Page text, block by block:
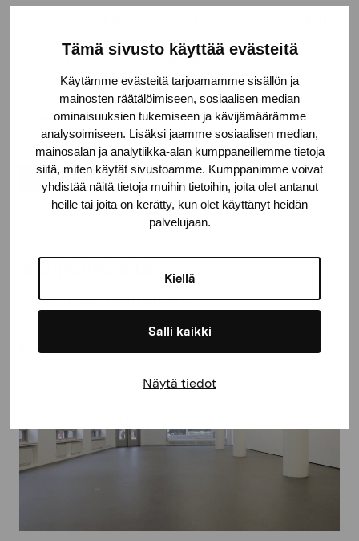
Tämä sivusto käyttää evästeitä
Käytämme evästeitä tarjoamamme sisällön ja
mainosten räätälöimiseen, sosiaalisen median
ominaisuuksien tukemiseen ja kävijämäärämme
analysoimiseen. Lisäksi jaamme sosiaalisen median,
mainosalan ja analytiikka-alan kumppaneillemme tietoja
siitä, miten käytät sivustoamme. Kumppanimme voivat
yhdistää näitä tietoja muihin tietoihin, joita olet antanut
heille tai joita on kerätty, kun olet käyttänyt heidän
palvelujaan.
Kiellä
Salli kaikki
Näytä tiedot
suomenruotsalaisilta taiteilijoilta. Kokoelma
pohjautuu Svenska kulturfondenin vuonna 1957
perustamaan taidekokoelmaan, joten
vanhimmat teokset ovat peräisin 1900-luvun
alusta. Kokoelmaa täydennetään jatkuvasti
nykytaidehankinnoilla.
LUE LISÄÄ KOKOELMASTA
Kaikki ajankohtaiset